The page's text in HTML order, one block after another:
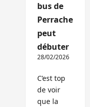
bus de
Perrache
peut
débuter
28/02/2026
C’est top
de voir
que la